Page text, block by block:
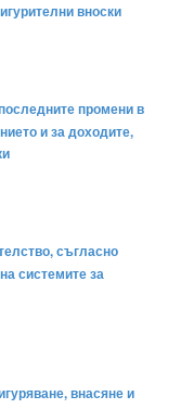
вноски
промени в
и за доходите,
съгласно
системите за
внасяне и